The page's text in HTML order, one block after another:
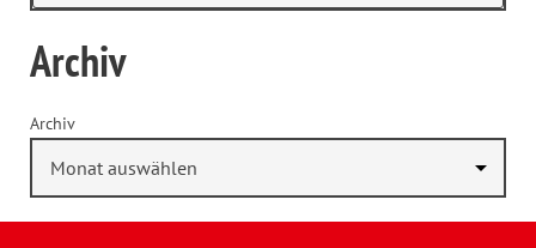
Archiv
Archiv